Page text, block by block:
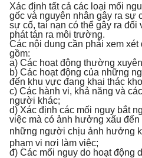
Xác định tất cả các loại mối
gốc và nguyên nhân gây ra sự
sự cố, tai nạn có thể gây ra
phát tán ra môi trường.
Các nội dung cần phải xem
gồm:
a) Các hoạt động thường
b) Các hoạt động của những
đến khu vực đang khai thác
c) Các hành vi, khả năng và
người khác;
d) Xác định các mối nguy bắt
việc mà có ảnh hưởng xấu
những người chịu ảnh hưởng
phạm vi nơi làm việc;
đ) Các mối nguy do hoạt động